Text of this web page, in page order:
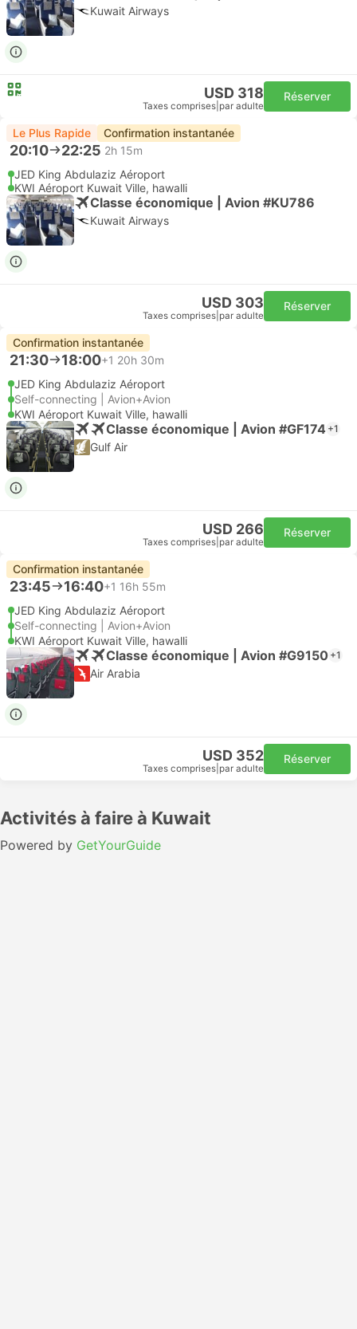
Kuwait Airways
USD 318
Taxes comprises par adulte
Réserver
Le Plus Rapide Confirmation instantanée
20:10 22:25 2h 15m
JED King Abdulaziz Aéroport
KWI Aéroport Kuwait Ville, hawalli
Classe économique | Avion #KU786
Kuwait Airways
USD 303
Taxes comprises par adulte
Réserver
Confirmation instantanée
21:30 18:00+1 20h 30m
JED King Abdulaziz Aéroport
Self-connecting | Avion+Avion
KWI Aéroport Kuwait Ville, hawalli
Classe économique | Avion #GF174 +1
Gulf Air
USD 266
Taxes comprises par adulte
Réserver
Confirmation instantanée
23:45 16:40+1 16h 55m
JED King Abdulaziz Aéroport
Self-connecting | Avion+Avion
KWI Aéroport Kuwait Ville, hawalli
Classe économique | Avion #G9150 +1
Air Arabia
USD 352
Taxes comprises par adulte
Réserver
Activités à faire à Kuwait
Powered by GetYourGuide